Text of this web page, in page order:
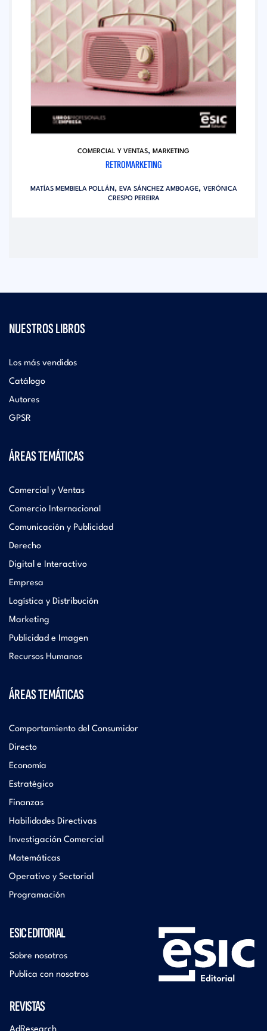
COMERCIAL Y VENTAS, MARKETING
RETROMARKETING
MATÍAS MEMBIELA POLLÁN, EVA SÁNCHEZ AMBOAGE, VERÓNICA
CRESPO PEREIRA
NUESTROS LIBROS
Los más vendidos
Catálogo
Autores
GPSR
ÁREAS TEMÁTICAS
Comercial y Ventas
Comercio Internacional
Comunicación y Publicidad
Derecho
Digital e Interactivo
Empresa
Logística y Distribución
Marketing
Publicidad e Imagen
Recursos Humanos
ÁREAS TEMÁTICAS
Comportamiento del Consumidor
Directo
Economía
Estratégico
Finanzas
Habilidades Directivas
Investigación Comercial
Matemáticas
Operativo y Sectorial
Programación
ESIC EDITORIAL
Sobre nosotros
Publica con nosotros
REVISTAS